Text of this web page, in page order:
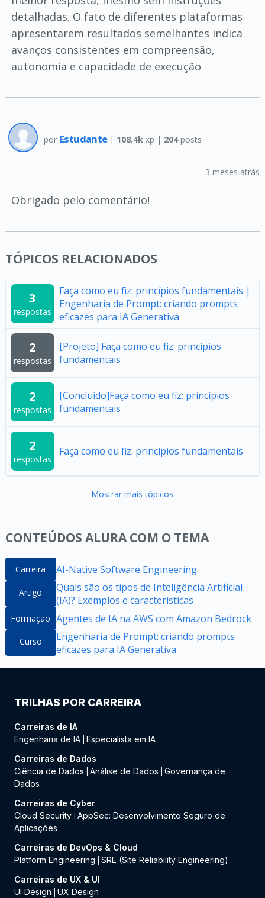
detalhadas. O fato de diferentes plataformas
apresentarem resultados semelhantes indica
avanços consistentes em compreensão,
autonomia e capacidade de execução
por Estudante | 108.4k xp | 204posts
3 meses atrás
Obrigado pelo comentário!
TÓPICOS RELACIONADOS
3
respostas
Faça como eu fiz: princípios fundamentais |
Engenharia de Prompt: criando prompts
eficazes para IA Generativa
2
respostas
[Projeto] Faça como eu fiz: princípios
fundamentais
2
respostas
[Concluído]Faça como eu fiz: princípios
fundamentais
2
respostas
Faça como eu fiz: princípios fundamentais
Mostrar mais tópicos
CONTEÚDOS ALURA COM O TEMA
Carreira AI-Native Software Engineering
Artigo
Quais são os tipos de Inteligência Artificial
(IA)? Exemplos e características
Formação Agentes de IA na AWS com Amazon Bedrock
Curso
Engenharia de Prompt: criando prompts
eficazes para IA Generativa
TRILHAS POR CARREIRA
Carreiras de IA
Engenharia de IA Especialista em IA
Carreiras de Dados
Ciência de Dados
Análise de Dados
Governança de
Dados
Carreiras de Cyber
Cloud Security AppSec: Desenvolvimento Seguro de
Aplicações
Carreiras de DevOps & Cloud
Platform Engineering
SRE (Site Reliability Engineering)
Carreiras de UX & UI
UI Design
UX Design